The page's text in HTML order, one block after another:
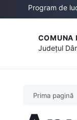
Program de
COMUNA
Județul
Prima pagină